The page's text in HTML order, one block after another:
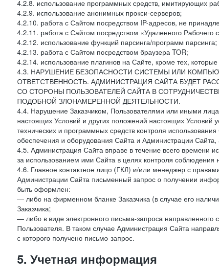
4.2.8. использование программных средств, имитирующих
4.2.9. использование анонимных прокси-серверов;
4.2.10. работа с Сайтом посредством IP-адресов, не
4.2.11. работа с Сайтом посредством «Удаленного Рабочего
4.2.12. использование функций парсинга/программ парсинга;
4.2.13. работа с Сайтом посредством браузера TOR;
4.2.14. использование плагинов на Сайте, кроме тех,
4.3. НАРУШЕНИЕ БЕЗОПАСНОСТИ СИСТЕМЫ ИЛИ
ОТВЕТСТВЕННОСТЬ. АДМИНИСТРАЦИЯ САЙТА БУДЕТ
СО СТОРОНЫ ПОЛЬЗОВАТЕЛЕЙ САЙТА В
ПОДОБНОЙ ЗЛОНАМЕРЕННОЙ ДЕЯТЕЛЬНОСТИ.
4.4. Нарушение Заказчиком, Пользователями или иными
настоящих Условий и других положений настоящих Условий
технических и программных средств контроля
обеспечения и оборудования Сайта и Администрации
4.5. Администрация Сайта вправе в течение всего времени
за использованием ими Сайта в целях контроля
4.6. Главное контактное лицо (ГКЛ) и/или менеджер с
Администрации Сайта письменный запрос о получении
быть оформлен:
— либо на фирменном бланке Заказчика (в случае его
Заказчика;
— либо в виде электронного письма-запроса направленного
Пользователя. В таком случае Администрация Сайта
с которого получено письмо-запрос.
5. Учетная информация